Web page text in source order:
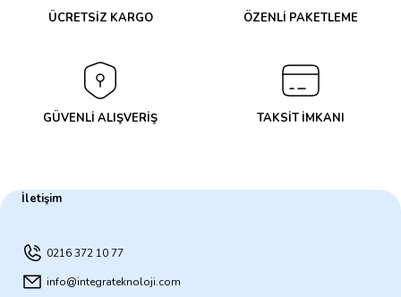
ÜCRETSİZ KARGO ÖZENLİ PAKETLEME
GÜVENLİ ALIŞVERİŞ TAKSİT İMKANI
İletişim
0216 372 10 77
info@integrateknoloji.com